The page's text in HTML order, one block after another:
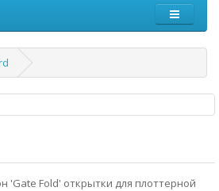
'Gate Fold' открытки для плоттерной